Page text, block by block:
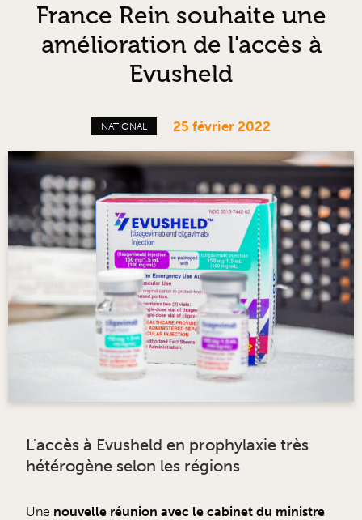
France Rein souhaite une
amélioration de l'accès à
Evusheld
NATIONAL 25 février 2022
L'accès à Evusheld en prophylaxie très
hétérogène selon les régions
Une nouvelle réunion avec le cabinet du ministre